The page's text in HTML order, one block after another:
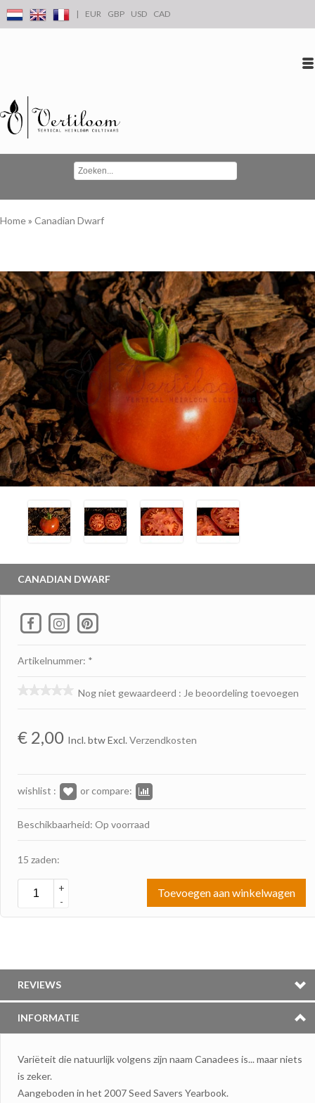
| EUR GBP USD CAD
Home» Canadian Dwarf
CANADIAN DWARF
Artikelnummer: *
Nog niet gewaardeerd : Je beoordeling toevoegen
€ 2,00 Incl. btw Excl. Verzendkosten
wishlist : or compare:
Beschikbaarheid: Op voorraad
15 zaden:
+
-
Toevoegen aan winkelwagen
REVIEWS
INFORMATIE
Variëteit die natuurlijk volgens zijn naam Canadees is... maar niets
is zeker.
Aangeboden in het 2007 Seed Savers Yearbook.